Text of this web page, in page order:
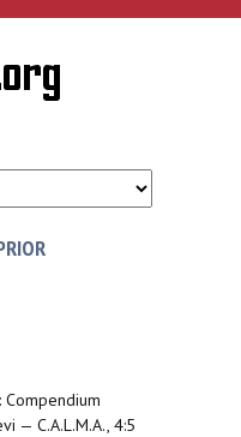
Compendium
— C.A.L.M.A., 4:5